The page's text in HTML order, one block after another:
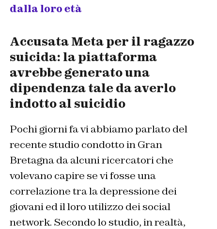
dalla loro età
Accusata Meta per il ragazzo
suicida: la piattaforma
avrebbe generato una
dipendenza tale da averlo
indotto al suicidio
Pochi giorni fa vi abbiamo parlato del
recente studio condotto in Gran
Bretagna da alcuni ricercatori che
volevano capire se vi fosse una
correlazione tra la depressione dei
giovani ed il loro utilizzo dei social
network. Secondo lo studio, in realtà,